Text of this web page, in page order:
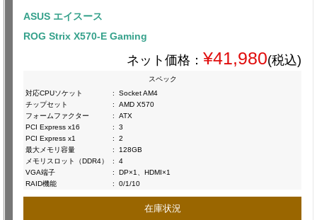
ASUS エイスース
ROG Strix X570-E Gaming
ネット価格： ¥41,980(税込)
スペック
対応CPUソケット
:
Socket AM4
チップセット
:
AMD X570
フォームファクター
:
ATX
PCI Express x16
:
3
PCI Express x1
:
2
最大メモリ容量
:
128GB
メモリスロット（DDR4）
:
4
VGA端子
:
DP×1、HDMI×1
RAID機能
: 0/1/10
在庫状況